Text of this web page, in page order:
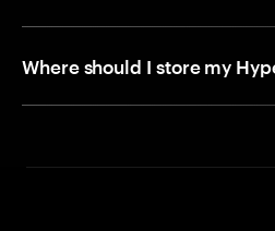
Where should I store my